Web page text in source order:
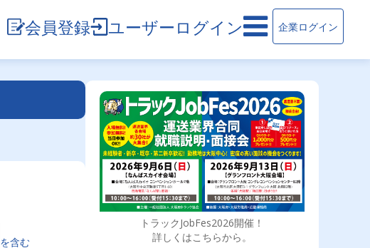
会員登録 ユーザーログイン 企業ログイン
を含む
トラックJobFes2026開催！
詳しくはこちらから。